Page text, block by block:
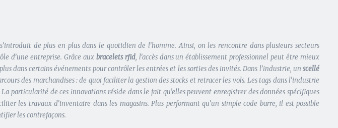
de plus en plus dans le quotidien de l’homme. Ainsi, on les rencontre dans plusieurs secteurs
d’une entreprise. Grâce aux bracelets rfid, l’accès dans un établissement professionnel peut être mieux
dans certains événements pour contrôler les entrées et les sorties des invités. Dans l’industrie, un scellé
des marchandises : de quoi faciliter la gestion des stocks et retracer les vols. Les tags dans l’industrie
particularité de ces innovations réside dans le fait qu’elles peuvent enregistrer des données spécifiques
les travaux d’inventaire dans les magasins. Plus performant qu’un simple code barre, il est possible
les contrefaçons.